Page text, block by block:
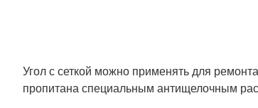
Угол с сеткой можно применять для
пропитана специальным антищелочным